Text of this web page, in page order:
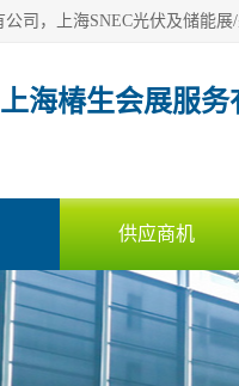
上海椿生会展服务
供应商机